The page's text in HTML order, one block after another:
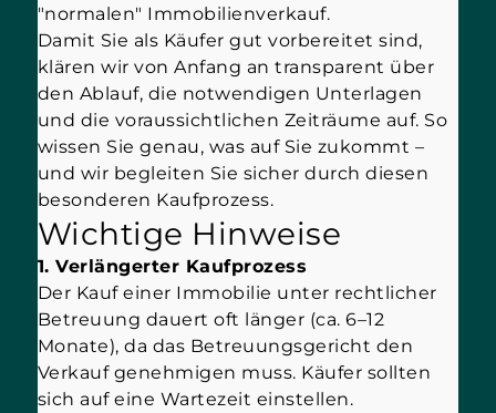
"normalen" Immobilienverkauf.
Damit Sie als Käufer gut vorbereitet sind,
klären wir von Anfang an transparent über
den Ablauf, die notwendigen Unterlagen
und die voraussichtlichen Zeiträume auf. So
wissen Sie genau, was auf Sie zukommt –
und wir begleiten Sie sicher durch diesen
besonderen Kaufprozess.
Wichtige Hinweise
1. Verlängerter Kaufprozess
Der Kauf einer Immobilie unter rechtlicher
Betreuung dauert oft länger (ca. 6–12
Monate), da das Betreuungsgericht den
Verkauf genehmigen muss. Käufer sollten
sich auf eine Wartezeit einstellen.